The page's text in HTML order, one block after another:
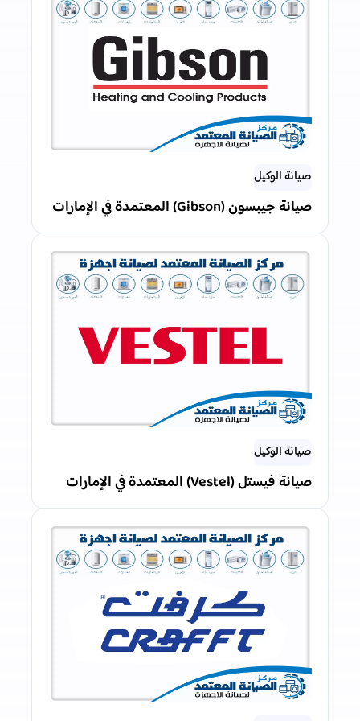
صيانة الوكيل
صيانة جيبسون (Gibson) المعتمدة في الإمارات
صيانة الوكيل
صيانة فيستل (Vestel) المعتمدة في الإمارات